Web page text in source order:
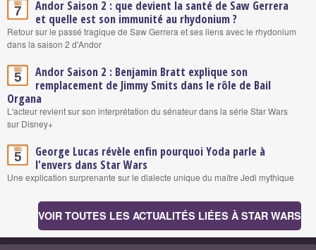
Mai
7
Andor Saison 2 : que devient la santé de Saw Gerrera
et quelle est son immunité au rhydonium ?
Retour sur le passé tragique de Saw Gerrera et ses liens avec le rhydonium
dans la saison 2 d'Andor
Mai
5
Andor Saison 2 : Benjamin Bratt explique son
remplacement de Jimmy Smits dans le rôle de Bail
Organa
L'acteur revient sur son interprétation du sénateur dans la série Star Wars
sur Disney+
Mai
5
George Lucas révèle enfin pourquoi Yoda parle à
l'envers dans Star Wars
Une explication surprenante sur le dialecte unique du maître Jedi mythique
VOIR TOUTES LES ACTUALITÉS LIÉES À STAR WARS